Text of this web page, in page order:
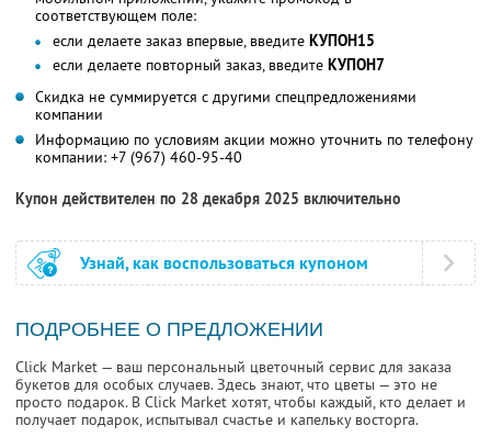
соответствующем поле:
если делаете заказ впервые, введите КУПОН15
если делаете повторный заказ, введите КУПОН7
Скидка не суммируется с другими спецпредложениями
компании
Информацию по условиям акции можно уточнить по телефону
компании: +7 (967) 460-95-40
Купон действителен по 28 декабря 2025 включительно
Узнай, как воспользоваться купоном
ПОДРОБНЕЕ О ПРЕДЛОЖЕНИИ
Click Market — ваш персональный цветочный сервис для заказа
букетов для особых случаев. Здесь знают, что цветы — это не
просто подарок. В Click Market хотят, чтобы каждый, кто делает и
получает подарок, испытывал счастье и капельку восторга.